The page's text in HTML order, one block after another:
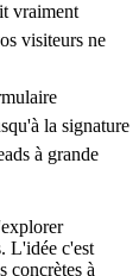
vraiment
visiteurs ne
la signature
à grande
L'idée c'est
concrètes à